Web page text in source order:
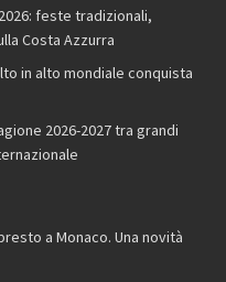
feste tradizionali,
Costa Azzurra
in alto mondiale conquista
2026-2027 tra grandi
a Monaco. Una novità